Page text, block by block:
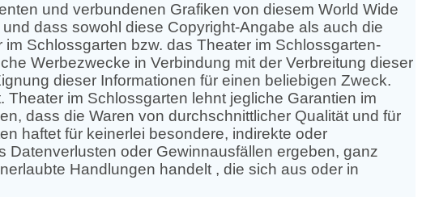
und verbundenen Grafiken von diesem World Wide
dass sowohl diese Copyright-Angabe als auch die
Schlossgarten bzw. das Theater im Schlossgarten-
Werbezwecke in Verbindung mit der Verbreitung dieser
dieser Informationen für einen beliebigen Zweck.
im Schlossgarten lehnt jegliche Garantien im
dass die Waren von durchschnittlicher Qualität und für
haftet für keinerlei besondere, indirekte oder
oder Gewinnausfällen ergeben, ganz
Handlungen handelt , die sich aus oder in